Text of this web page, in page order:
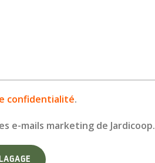
confidentialité.
e-mails marketing de Jardicoop.